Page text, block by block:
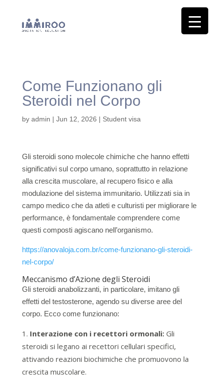
Come Funzionano gli
Steroidi nel Corpo
by admin | Jun 12, 2026 | Student visa
Gli steroidi sono molecole chimiche che hanno effetti
significativi sul corpo umano, soprattutto in relazione
alla crescita muscolare, al recupero fisico e alla
modulazione del sistema immunitario. Utilizzati sia in
campo medico che da atleti e culturisti per migliorare le
performance, è fondamentale comprendere come
questi composti agiscano nell’organismo.
https://anovaloja.com.br/come-funzionano-gli-steroidi-
nel-corpo/
Meccanismo d’Azione degli Steroidi
Gli steroidi anabolizzanti, in particolare, imitano gli
effetti del testosterone, agendo su diverse aree del
corpo. Ecco come funzionano:
Interazione con i recettori ormonali:Gli
steroidi si legano ai recettori cellulari specifici,
attivando reazioni biochimiche che promuovono la
crescita muscolare.